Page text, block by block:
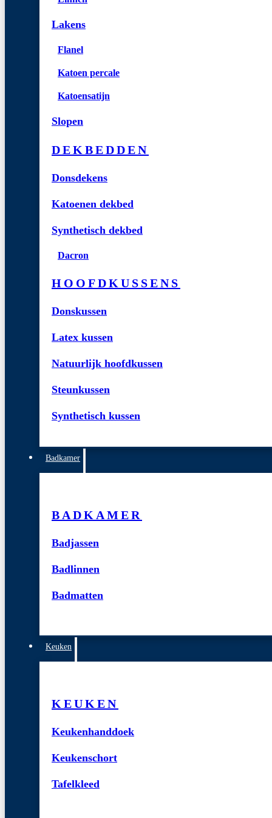
Lakens
Flanel
Katoen percale
Katoensatijn
Slopen
DEKBEDDEN
Donsdekens
Katoenen dekbed
Synthetisch dekbed
Dacron
HOOFDKUSSENS
Donskussen
Latex kussen
Natuurlijk hoofdkussen
Steunkussen
Synthetisch kussen
Badkamer
BADKAMER
Badjassen
Badlinnen
Badmatten
Keuken
KEUKEN
Keukenhanddoek
Keukenschort
Tafelkleed